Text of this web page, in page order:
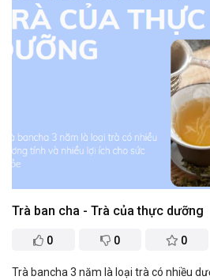
Trà ban cha - Trà của thực dưỡng
0 0 0
Trà bancha 3 năm là loại trà có nhiều